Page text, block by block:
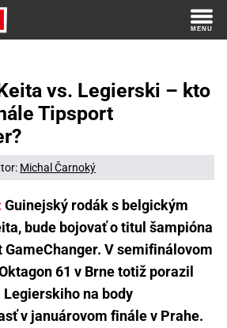
vs. Legierski – kto
Tipsport
Michal Čarnoký
Guinejský rodák s belgickým
bude bojovať o titul šampióna
V semifinálovom
61 v Brne totiž porazil
na body
v januárovom finále v Prahe.